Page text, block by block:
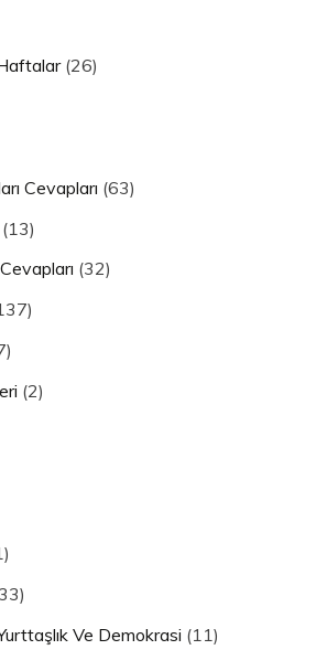
(26)
Cevapları (63)
(13)
(32)
(2)
Ve Demokrasi (11)